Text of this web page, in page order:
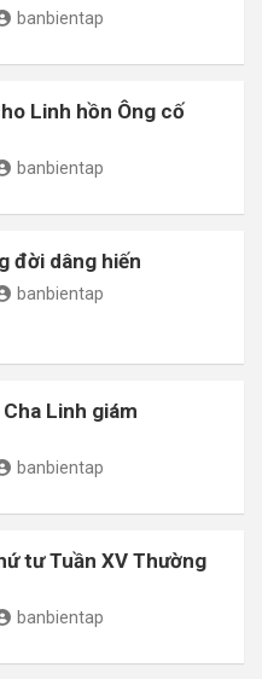
banbientap
Linh hồn Ông cố
banbientap
đời dâng hiến
banbientap
Linh giám
banbientap
tư Tuần XV Thường
banbientap